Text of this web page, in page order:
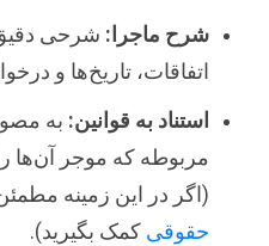
شرح ماجرا: شرحی دقیق
اتفاقات، تاریخ‌ها و
استناد به قوانین: به
مربوطه که موجر آن‌ها
(اگر در این زمینه مطمئن
حقوقی کمک بگیرید).